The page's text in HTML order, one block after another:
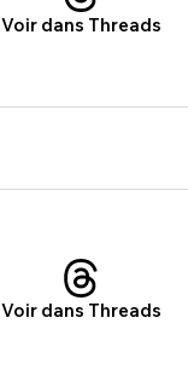
Voir dans Threads
Voir dans Threads